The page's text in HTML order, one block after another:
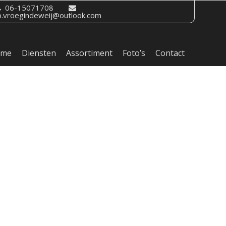
06-15071708
Diensten Assortiment Foto’s Contact